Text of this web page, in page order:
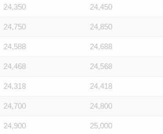
24,350 24,450
24,750 24,850
24,588 24,688
24,468 24,568
24,318 24,418
24,700 24,800
24,900 25,000